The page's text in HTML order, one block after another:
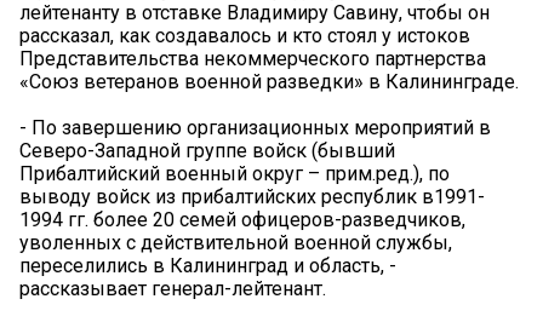
лейтенанту в отставке Владимиру Савину, чтобы он
рассказал, как создавалось и кто стоял у истоков
Представительства некоммерческого партнерства
«Союз ветеранов военной разведки» в Калининграде.
- По завершению организационных мероприятий в
Северо-Западной группе войск (бывший
Прибалтийский военный округ – прим.ред.), по
выводу войск из прибалтийских республик в1991-
1994 гг. более 20 семей офицеров-разведчиков,
уволенных с действительной военной службы,
переселились в Калининград и область, -
рассказывает генерал-лейтенант.